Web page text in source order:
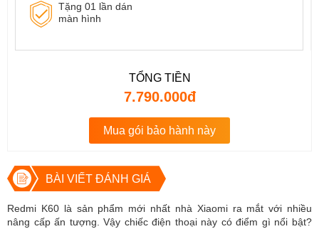
Tặng 01 lần dán
màn hình
TỔNG TIỀN
7.790.000đ
Mua gói bảo hành này
BÀI VIẾT ĐÁNH GIÁ
Redmi K60 là sản phẩm mới nhất nhà Xiaomi ra mắt với nhiều
nâng cấp ấn tượng. Vậy chiếc điện thoại này có điểm gì nổi bật?